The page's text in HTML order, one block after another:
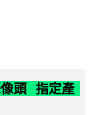
像頭 指定產